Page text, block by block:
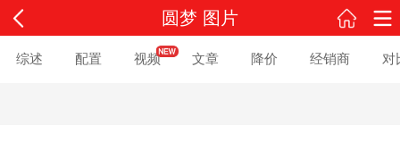
圆梦 图片
综述 配置 视频 文章 降价 经销商 对